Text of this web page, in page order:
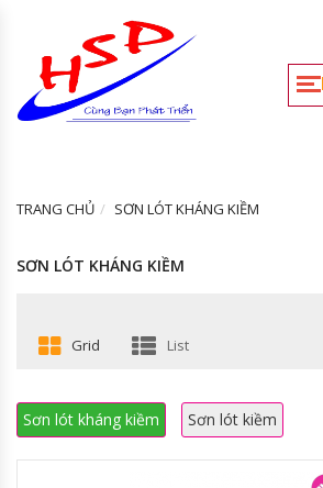
TRANG CHỦ SƠN LÓT KHÁNG KIỀM
SƠN LÓT KHÁNG KIỀM
Grid List
Sơn lót kháng kiềm Sơn lót kiềm